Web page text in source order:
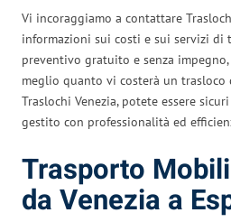
Vi incoraggiamo a contattare
informazioni sui costi e sui servizi di
preventivo gratuito e senza
meglio quanto vi costerà un trasloco
Traslochi Venezia, potete essere
gestito con professionalità ed
Trasporto
da Venezia a